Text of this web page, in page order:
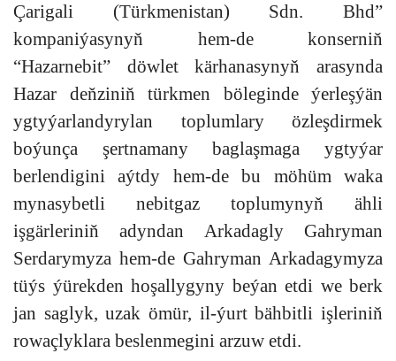
Çarigali (Türkmenistan) Sdn. Bhd”
kompaniýasynyň hem-de konserniň
“Hazarnebit” döwlet kärhanasynyň arasynda
Hazar deňziniň türkmen böleginde ýerleşýän
ygtyýarlandyrylan toplumlary özleşdirmek
boýunça şertnamany baglaşmaga ygtyýar
berlendigini aýtdy hem-de bu möhüm waka
mynasybetli nebitgaz toplumynyň ähli
işgärleriniň adyndan Arkadagly Gahryman
Serdarymyza hem-de Gahryman Arkadagymyza
tüýs ýürekden hoşallygyny beýan etdi we berk
jan saglyk, uzak ömür, il-ýurt bähbitli işleriniň
rowaçlyklara beslenmegini arzuw etdi.